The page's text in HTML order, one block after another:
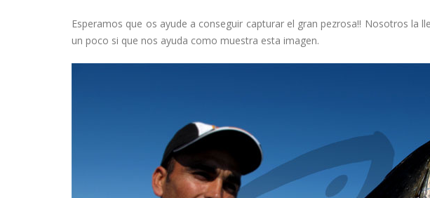
Esperamos que os ayude a conseguir capturar el gran pezrosa!! Nosotros la
un poco si que nos ayuda como muestra esta imagen.